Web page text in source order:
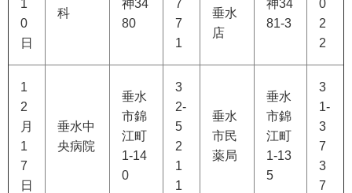
1
0
日
科
神34
80
7
7
1
垂水
店
神34
81-3
0
2
2
1
2
月
1
7
日
垂水中
央病院
垂水
市錦
江町
1-14
0
3
2-
5
2
1
1
垂水
市民
薬局
垂水
市錦
江町
1-13
5
3
1-
3
7
3
7